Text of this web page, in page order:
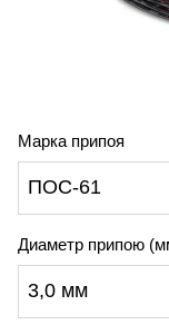
Марка припоя
ПОС-61
Диаметр припою
3,0 мм